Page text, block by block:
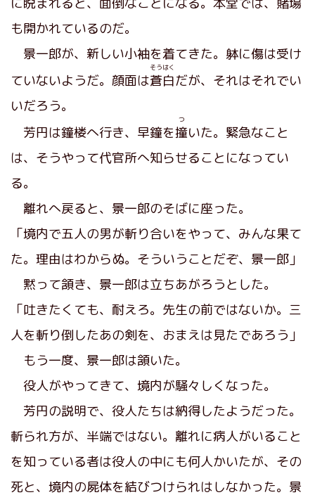
も開かれているのだ。
景一郎が、新しい小袖を着てきた。躰に傷は受け
ていないようだ。顔面は蒼白
そうはく
だが、それはそれでい
いだろう。
芳円は鐘楼へ行き、早鐘を撞
つ
いた。緊急なこと
は、そうやって代官所へ知らせることになってい
る。
離れへ戻ると、景一郎のそばに座った。
「境内で五人の男が斬り合いをやって、みんな果て
た。理由はわからぬ。そういうことだぞ、景一郎」
黙って頷き、景一郎は立ちあがろうとした。
「吐きたくても、耐えろ。先生の前ではないか。三
人を斬り倒したあの剣を、おまえは見たであろう」
もう一度、景一郎は頷いた。
役人がやってきて、境内が騒々しくなった。
芳円の説明で、役人たちは納得したようだった。
斬られ方が、半端ではない。離れに病人がいること
を知っている者は役人の中にも何人かいたが、その
死と、境内の屍体を結びつけられはしなかった。景